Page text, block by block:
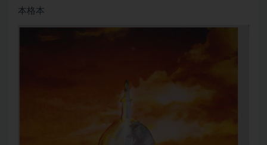
本格本